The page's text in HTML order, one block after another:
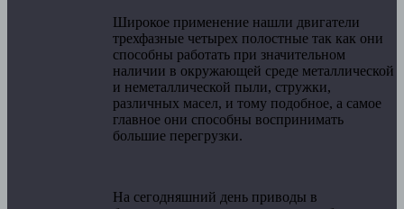
Широкое применение нашли двигатели
трехфазные четырех полостные так как они
способны работать при значительном
наличии в окружающей среде металлической
и неметаллической пыли, стружки,
различных масел, и тому подобное, а самое
главное они способны воспринимать
большие перегрузки.
На сегодняшний день приводы в